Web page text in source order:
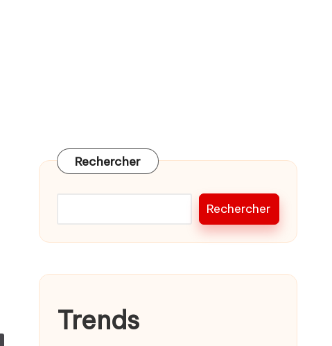
Rechercher
Rechercher
Trends